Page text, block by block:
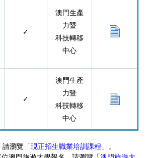
✓
澳門生產
力暨
科技轉移
中心
✓
澳門生產
力暨
科技轉移
中心
瀏覽「現正招生職業培訓課程 」。